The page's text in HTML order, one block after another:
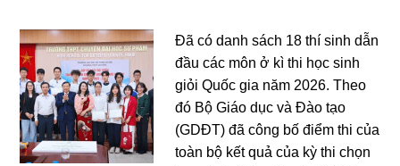
Đã có danh sách 18 thí sinh dẫn
đầu các môn ở kì thi học sinh
giỏi Quốc gia năm 2026. Theo
đó Bộ Giáo dục và Đào tạo
(GDĐT) đã công bố điểm thi của
toàn bộ kết quả của kỳ thi chọn